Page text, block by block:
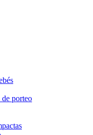
porteo